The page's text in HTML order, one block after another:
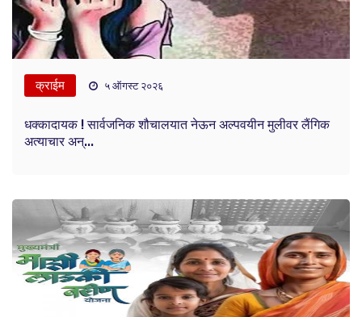
क्राईम ५ ऑगस्ट २०२६
धक्कादायक ! सार्वजनिक शौचालयात नेऊन अल्पवयीन मुलीवर लैंगिक
अत्याचार अन्...